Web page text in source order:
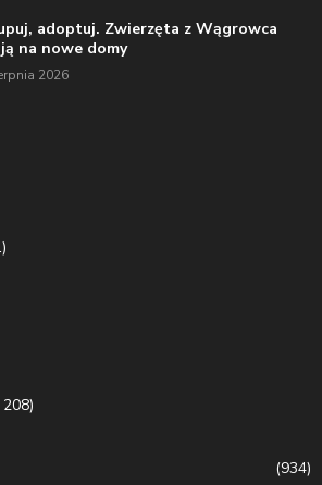
adoptuj. Zwierzęta z Wągrowca
na nowe domy
2026
(934)